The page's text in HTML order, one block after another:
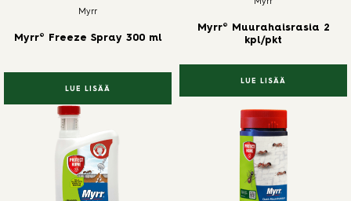
Myrr
Myrr® Freeze Spray 300 ml
LUE LISÄÄ
Myrr
Myrr® Muurahaisrasia 2
kpl/pkt
LUE LISÄÄ